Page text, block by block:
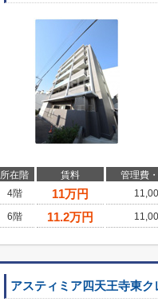
所在階 賃料 管理費
4階
11万円
6階
11.2万円
アスティミア四天王寺東